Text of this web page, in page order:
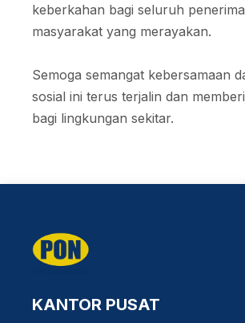
keberkahan bagi seluruh
masyarakat yang merayakan.
Semoga semangat kebersamaan
sosial ini terus terjalin dan
bagi lingkungan sekitar.
KANTOR PUSAT